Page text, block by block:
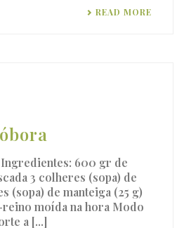
READ MORE
600 gr de
3 colheres (sopa) de
(sopa) de manteiga (25 g)
moída na hora Modo
a [...]